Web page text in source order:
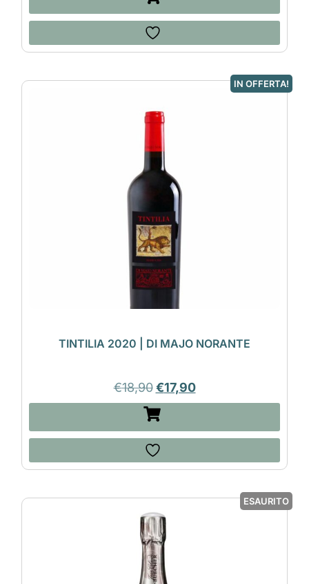
IN OFFERTA!
TINTILIA 2020 | DI MAJO NORANTE
€18,90 €17,90
ESAURITO